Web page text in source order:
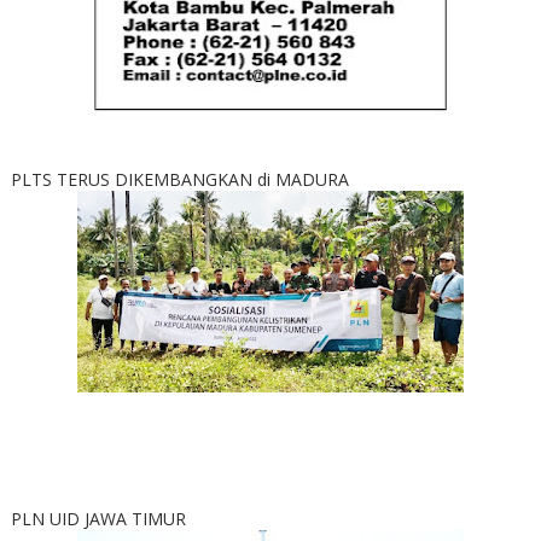
PLTS TERUS DIKEMBANGKAN di MADURA
PLN UID JAWA TIMUR